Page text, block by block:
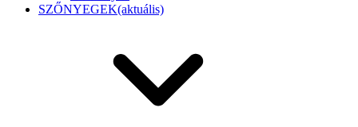
SZŐNYEGEK(aktuális)